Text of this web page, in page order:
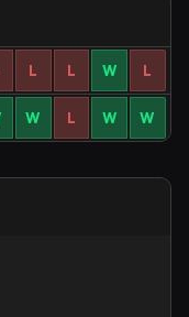
L L W L
W L W W